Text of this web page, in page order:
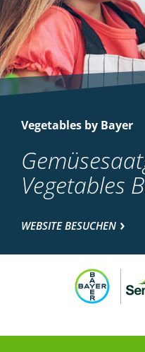
Vegetables by Bayer
Vegetables
WEBSITE BESUCHEN